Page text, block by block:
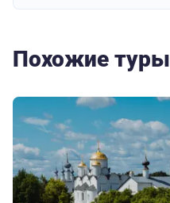
Похожие туры